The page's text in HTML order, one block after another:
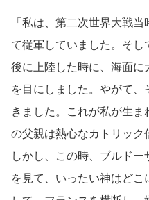
「私は、第二次世界大戦
て従軍していました。そ
後に上陸した時に、海面
を目にしました。やがて
きました。これが私が生
の父親は熱心なカトリック
しかし、この時、ブルド
を見て、いったい神はど